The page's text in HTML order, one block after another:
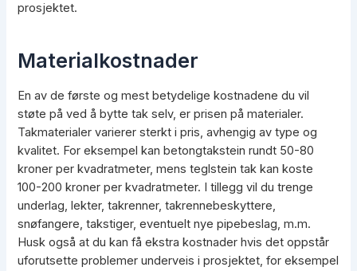
prosjektet.
Materialkostnader
En av de første og mest betydelige kostnadene du vil
støte på ved å bytte tak selv, er prisen på materialer.
Takmaterialer varierer sterkt i pris, avhengig av type og
kvalitet. For eksempel kan betongtakstein rundt 50-80
kroner per kvadratmeter, mens teglstein tak kan koste
100-200 kroner per kvadratmeter. I tillegg vil du trenge
underlag, lekter, takrenner, takrennebeskyttere,
snøfangere, takstiger, eventuelt nye pipebeslag, m.m.
Husk også at du kan få ekstra kostnader hvis det oppstår
uforutsette problemer underveis i prosjektet, for eksempel